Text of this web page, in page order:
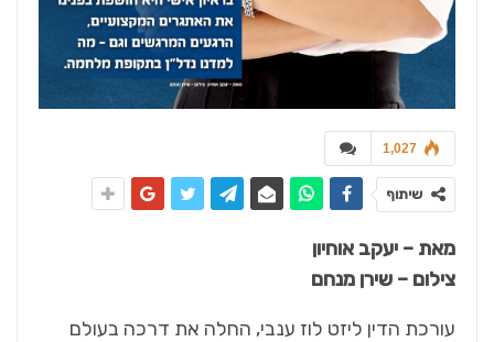
1,027
שיתוף
מאת – יעקב אוחיון
צילום – שירן מנחם
עורכת הדין ליזט לוז ענבי, החלה את דרכה בעולם